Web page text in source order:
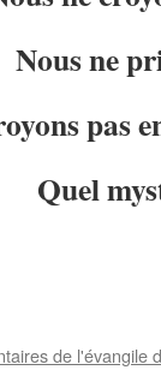
Nous ne
pas
Quel
de l'évangile